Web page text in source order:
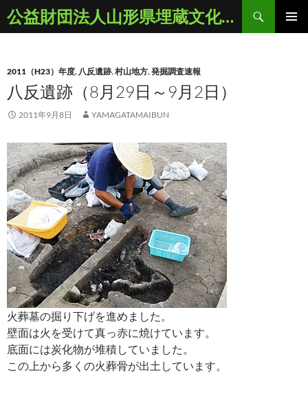
ン
ツ
ッ
プ
公益財団法人山形県埋蔵文化財センター
検
索
2011（H23）年度, 八反遺跡,村山地方,発掘調査速報
八反遺跡（8月29日～9月2日）
2011年9月8日 YAMAGATAMAIBUN
火葬墓の掘り下げを進めました。
壁面は火を受けて真っ赤に焼けています。
底面には炭化物が堆積していました。
この上から多くの火葬骨が出土しています。